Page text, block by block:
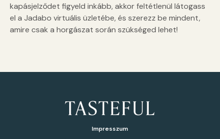
kapásjelződet figyeld inkább, akkor feltétlenül látogass
el a Jadabo virtuális üzletébe, és szerezz be mindent,
amire csak a horgászat során szükséged lehet!
Impresszum